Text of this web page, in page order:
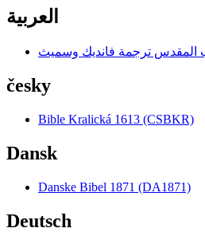
العربية
česky
Bible Kralická 1613 (CSBKR)
Dansk
Danske Bibel 1871 (DA1871)
Deutsch